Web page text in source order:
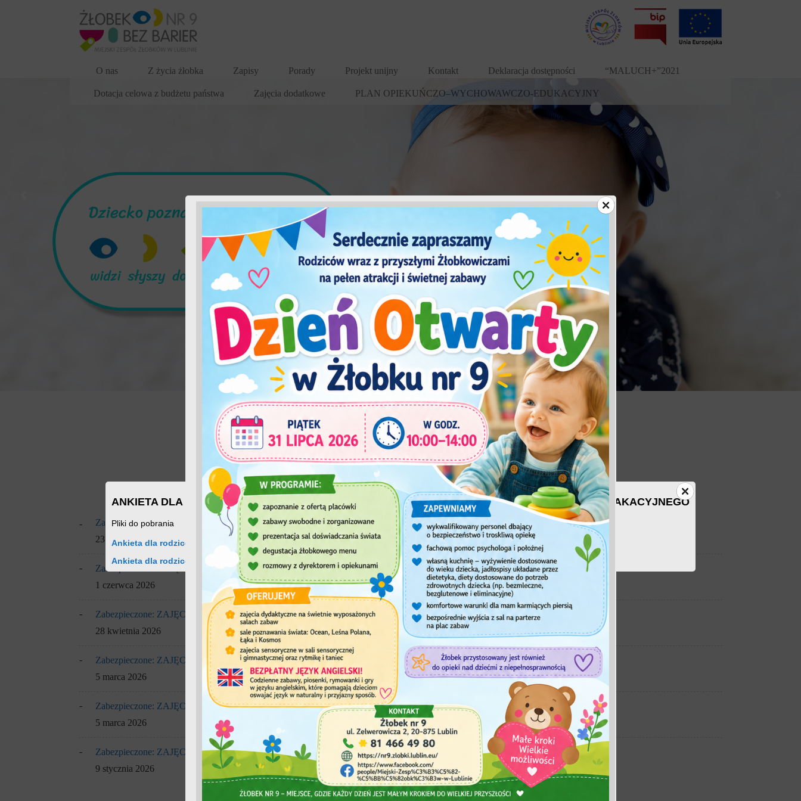
O nas Z życia żłobka Zapisy Porady Projekt unijny Kontakt Deklaracja dostępności “MALUCH+”2021
Dotacja celowa z budżetu państwa Zajęcia dodatkowe PLAN OPIEKUŃCZO–WYCHOWAWCZO-EDUKACYJNY
Najnowsze wpisy – Z życia żłobka
Zabezpieczone: ZAJĘCIA Z DZIEĆMI PRZEPROWADZONE W MIESIĄCU MAJU 2026
23 czerwca 2026
Zabezpieczone: ZAJĘCIA Z DZIEĆMI PRZEPROWADZONE W MIESIĄCU KWIETNIU 2026
1 czerwca 2026
Zabezpieczone: ZAJĘCIA Z DZIEĆMI PRZEPROWADZONE W MIESIĄCU MARCU 2026
28 kwietnia 2026
Zabezpieczone: ZAJĘCIA Z DZIEĆMI PRZEPROWADZONE W MIESIĄCU STYCZNIU 2026
5 marca 2026
Zabezpieczone: ZAJĘCIA Z DZIEĆMI PRZEPROWADZONE W MIESIĄCU LUTYM 2026
5 marca 2026
Zabezpieczone: ZAJĘCIA Z DZIEĆMI PRZEPROWADZONE W MIESIĄCU GRUDNIU 2025
9 stycznia 2026
ANKIETA DLA RODZICÓW DOTYCZĄCA KORZYSTANIA Z USŁUG ŻŁOBKA PODCZAS MIESIĄCA WAKACYJNEGO
Pliki do pobrania
Ankieta dla rodziców dotycząca korzystania z usług żłobka podczas miesiąca wakacyjnego LIPIEC
Ankieta dla rodziców dotycząca korzystania z usług żłobka podczas miesiąca wakacyjnego SIERPIEŃ